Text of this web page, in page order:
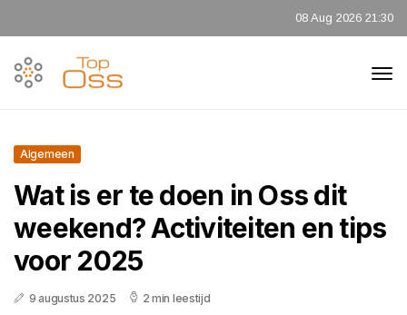
08 Aug 2026 21:30
Algemeen
Wat is er te doen in Oss dit
weekend? Activiteiten en tips
voor 2025
9 augustus 2025 2 min leestijd